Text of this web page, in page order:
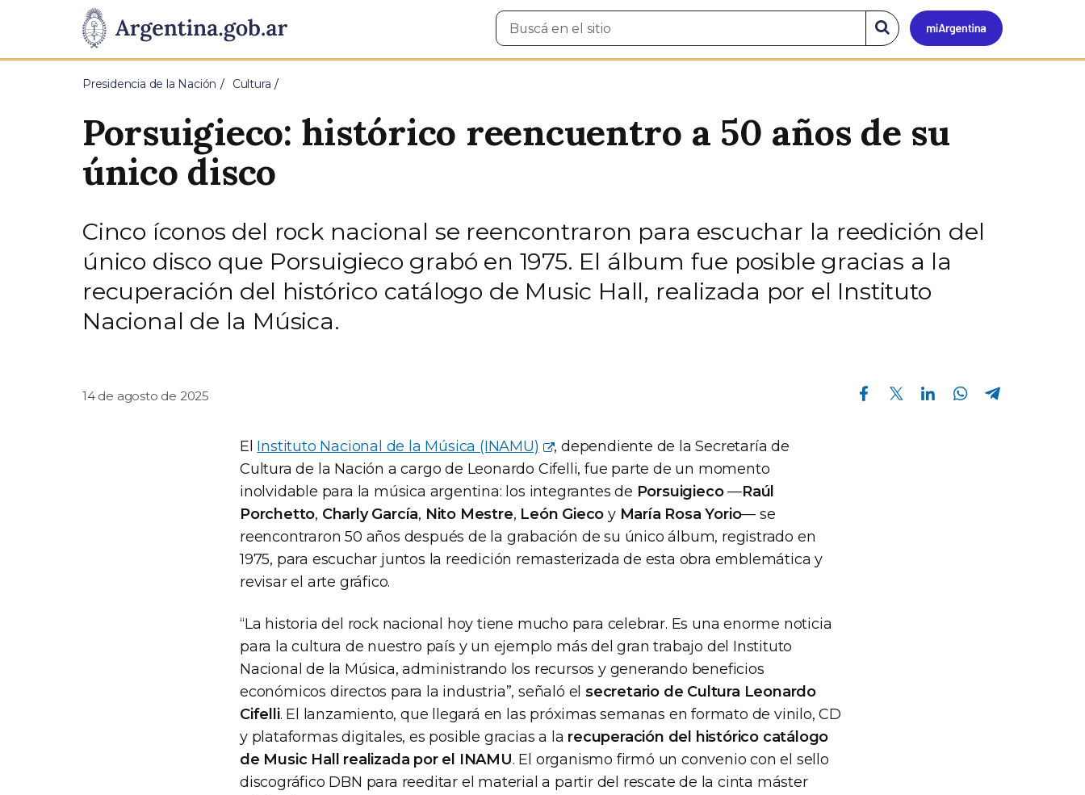
Presidencia
de
Pasar al contenido principal
Mi
Buscar
en
Buscar
en
el
Presidencia de la Nación Cultura
Porsuigieco: histórico reencuentro a 50 años de su
único disco
Cinco íconos del rock nacional se reencontraron para escuchar la reedición del
único disco que Porsuigieco grabó en 1975. El álbum fue posible gracias a la
recuperación del histórico catálogo de Music Hall, realizada por el Instituto
Nacional de la Música.
14 de agosto de 2025
Compartir en Facebook Compartir en Twitter Compartir en Linkedin Compartir en Whatsapp
El Instituto Nacional de la Música (INAMU)
, dependiente de la Secretaría de
Cultura de la Nación a cargo de Leonardo Cifelli, fue parte de un momento
inolvidable para la música argentina: los integrantes de Porsuigieco—Raúl
Porchetto, Charly García, Nito Mestre, León Gieco y María Rosa Yorio— se
reencontraron 50 años después de la grabación de su único álbum, registrado en
1975, para escuchar juntos la reedición remasterizada de esta obra emblemática y
revisar el arte gráfico.
“La historia del rock nacional hoy tiene mucho para celebrar. Es una enorme noticia
para la cultura de nuestro país y un ejemplo más del gran trabajo del Instituto
Nacional de la Música, administrando los recursos y generando beneficios
económicos directos para la industria”, señaló el secretario de Cultura Leonardo
Cifelli. El lanzamiento, que llegará en las próximas semanas en formato de vinilo, CD
y plataformas digitales, es posible gracias a la recuperación del histórico catálogo
de Music Hall realizada por el INAMU. El organismo firmó un convenio con el sello
discográfico DBN para reeditar el material a partir del rescate de la cinta máster